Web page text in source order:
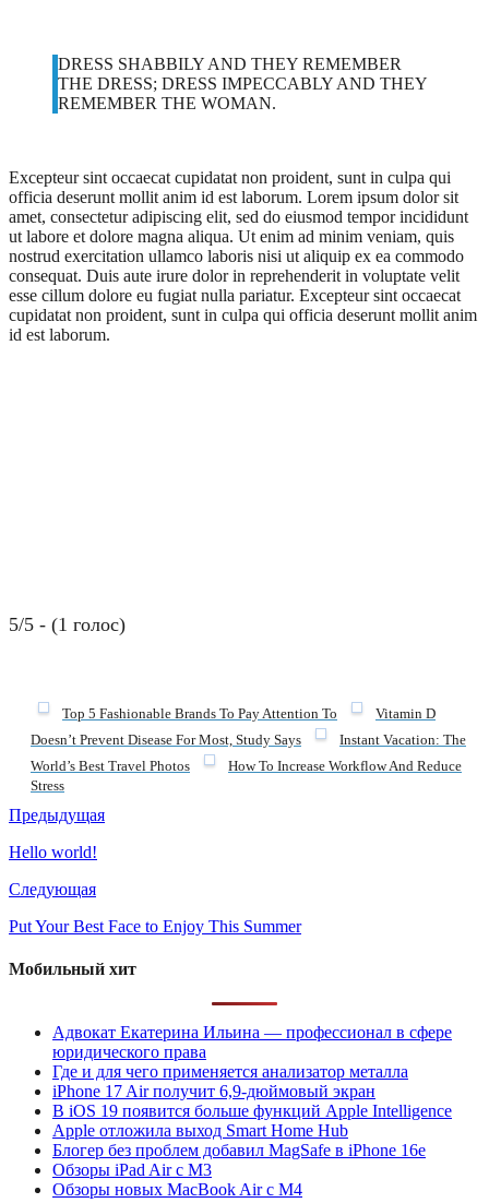
DRESS SHABBILY AND THEY REMEMBER
THE DRESS; DRESS IMPECCABLY AND THEY
REMEMBER THE WOMAN.
Excepteur sint occaecat cupidatat non proident, sunt in culpa qui
officia deserunt mollit anim id est laborum. Lorem ipsum dolor sit
amet, consectetur adipiscing elit, sed do eiusmod tempor incididunt
ut labore et dolore magna aliqua. Ut enim ad minim veniam, quis
nostrud exercitation ullamco laboris nisi ut aliquip ex ea commodo
consequat. Duis aute irure dolor in reprehenderit in voluptate velit
esse cillum dolore eu fugiat nulla pariatur. Excepteur sint occaecat
cupidatat non proident, sunt in culpa qui officia deserunt mollit anim
id est laborum.
5/5 - (1 голос)
Top 5 Fashionable Brands To Pay Attention To
Vitamin D
Doesn’t Prevent Disease For Most, Study Says
Instant Vacation: The
World’s Best Travel Photos
How To Increase Workflow And Reduce
Stress
Предыдущая
Hello world!
Следующая
Put Your Best Face to Enjoy This Summer
Мобильный хит
Адвокат Екатерина Ильина — профессионал в сфере
юридического права
Где и для чего применяется анализатор металла
iPhone 17 Air получит 6,9-дюймовый экран
В iOS 19 появится больше функций Apple Intelligence
Apple отложила выход Smart Home Hub
Блогер без проблем добавил MagSafe в iPhone 16e
Обзоры iPad Air с M3
Обзоры новых MacBook Air с M4